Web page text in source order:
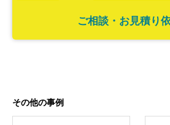
ご相談・お見積り
その他の事例